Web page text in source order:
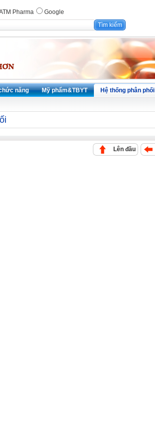
Pharma Google
năng Mỹ phẩm&TBYT Hệ thống phân phối
Lên đầu